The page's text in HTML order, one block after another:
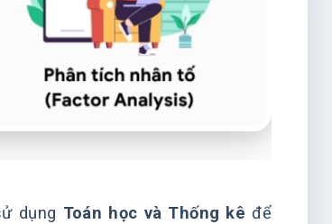
dụng Toán học và Thống kê để